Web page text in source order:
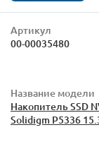
Артикул
00-00035480
Название модели
Накопитель SSD
Solidigm P5336